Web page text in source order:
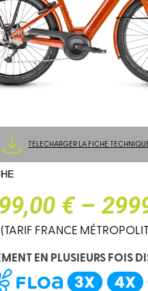
TELECHARGER LA FICHE
€–
DE
PRIX
(TARIF FRANCE
EN PLUSIEURS FOIS